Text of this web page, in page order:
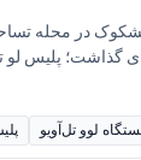
در محله
گذاشت؛ پلیس لو
لوو تل‌آویو